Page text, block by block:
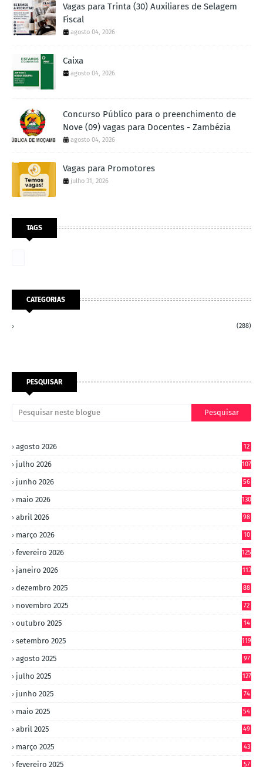
Vagas para Trinta (30) Auxiliares de Selagem
Fiscal
agosto 04, 2026
Caixa
agosto 04, 2026
Concurso Público para o preenchimento de
Nove (09) vagas para Docentes - Zambézia
agosto 04, 2026
Vagas para Promotores
julho 31, 2026
TAGS
CATEGORIAS
(288)
PESQUISAR
agosto 2026 12
julho 2026 107
junho 2026 56
maio 2026 130
abril 2026 98
março 2026
10
fevereiro 2026 125
janeiro 2026 113
dezembro 2025 88
novembro 2025 72
outubro 2025
14
setembro 2025 119
agosto 2025 97
julho 2025 127
junho 2025 74
maio 2025 54
abril 2025 49
março 2025 43
fevereiro 2025 57